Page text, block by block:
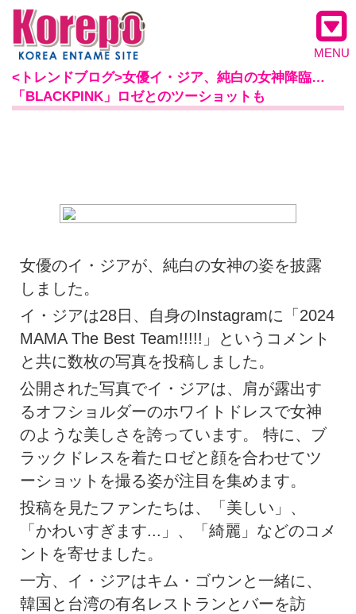
MENU
<トレンドブログ>女優イ・ジア、純白の女神降臨…
「BLACKPINK」ロゼとのツーショットも
女優のイ・ジアが、純白の女神の姿を披露
しました。
イ・ジアは28日、自身のInstagramに「2024
MAMA The Best Team!!!!!」というコメント
と共に数枚の写真を投稿しました。
公開された写真でイ・ジアは、肩が露出す
るオフショルダーのホワイトドレスで女神
のような美しさを誇っています。 特に、ブ
ラックドレスを着たロゼと顔を合わせてツ
ーショットを撮る姿が注目を集めます。
投稿を見たファンたちは、「美しい」、
「かわいすぎます...」、「綺麗」などのコメ
ントを寄せました。
一方、イ・ジアはキム・ゴウンと一緒に、
韓国と台湾の有名レストランとバーを訪